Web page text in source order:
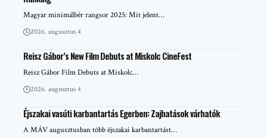
Magyar minimálbér rangsor 2025: Mit jelent…
2026. augusztus 4
Reisz Gábor’s New Film Debuts at Miskolc CineFest
Reisz Gábor Film Debuts at Miskolc…
2026. augusztus 4
Éjszakai vasúti karbantartás Egerben: Zajhatások várhatók
A MÁV augusztusban több éjszakai karbantartást…